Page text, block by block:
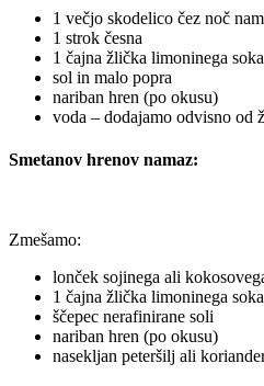
1 večjo skodelico čez noč
1 strok česna
1 čajna žlička limoninega soka
sol in malo popra
nariban hren (po okusu)
voda – dodajamo odvisno od
Smetanov hrenov namaz:
Zmešamo:
lonček sojinega ali
1 čajna žlička limoninega soka
ščepec nerafinirane soli
nariban hren (po okusu)
nasekljan peteršilj ali